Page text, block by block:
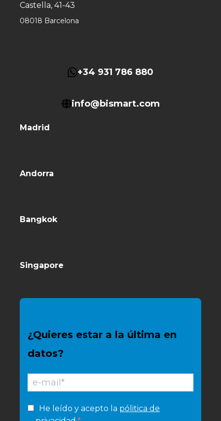
Castella, 41-43
08018 Barcelona
+34 931 786 880
info@bismart.com
Madrid
Andorra
Bangkok
Singapore
¿Quieres estar a la última en
datos?
He leído y acepto la pólitica de